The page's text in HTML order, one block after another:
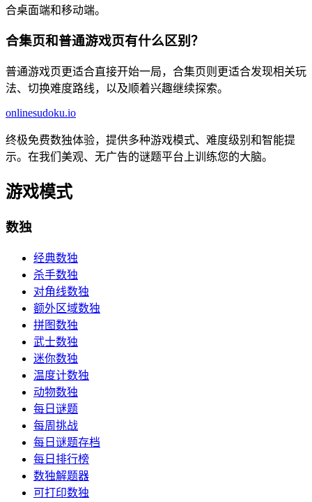
合桌面端和移动端。
合集页和普通游戏页有什么区别？
普通游戏页更适合直接开始一局，合集页则更适合发现相关玩
法、切换难度路线，以及顺着兴趣继续探索。
onlinesudoku.io
终极免费数独体验，提供多种游戏模式、难度级别和智能提
示。在我们美观、无广告的谜题平台上训练您的大脑。
游戏模式
数独
经典数独
杀手数独
对角线数独
额外区域数独
拼图数独
武士数独
迷你数独
温度计数独
动物数独
每日谜题
每周挑战
每日谜题存档
每日排行榜
数独解题器
可打印数独